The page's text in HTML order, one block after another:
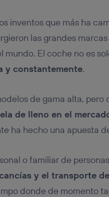
inventos que más ha
las grandes
mundo. El coche no es
y constantemente.
de gama alta,
de lleno en el
ha hecho una apuesta
o familiar de
y el transporte
donde de momento